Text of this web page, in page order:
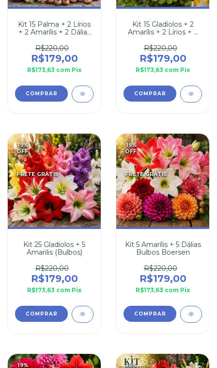
Kit 15 Palma + 2 Lírios
+ 2 Amarílis + 2 Dálias
R$220,00
R$179,00
R$173,63 com Pix
Kit 15 Gladíolos + 2
Amarílis + 2 Lírios + 2
Bulbos
R$220,00
R$179,00
R$173,63 com Pix
19%
OFF
FRETE GRÁTIS
Kit 25 Gladiolos + 5
Amarilis (Bulbos)
R$220,00
R$179,00
R$173,63 com Pix
19%
OFF
FRETE GRÁTIS
Kit 5 Amarílis + 5 Dálias
Bulbos Boersen
R$220,00
R$179,00
R$173,63 com Pix
19% 19%